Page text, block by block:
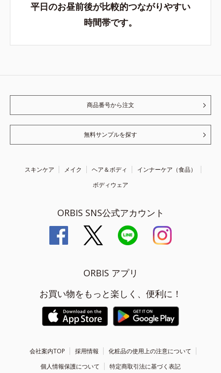
平日のお昼前後が比較的つながりやすい
時間帯です。
商品番号から注文
無料サンプルを探す
スキンケア メイク ヘア＆ボディ
インナーケア（食品）
ボディウェア
ORBIS SNS公式アカウント
ORBIS アプリ
お買い物をもっと楽しく、便利に！
会社案内TOP 採用情報
化粧品の使用上の注意について
個人情報保護について
特定商取引法に基づく表記